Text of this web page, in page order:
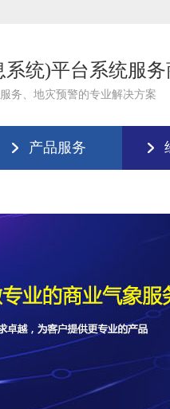
系统)平台系统服务
务、地灾预警的专业解决方案
产品服务